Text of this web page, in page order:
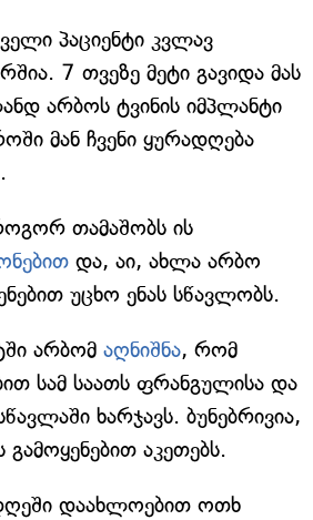
პაციენტი კვლავ
7 თვეზე მეტი გავიდა მას
არბოს ტვინის იმპლანტი
მან ჩვენი ყურადღება
თამაშობს ის
და, აი, ახლა არბო
უცხო ენას სწავლობს.
არბომ აღნიშნა, რომ
სამ საათს ფრანგულისა და
ხარჯავს. ბუნებრივია,
გამოყენებით აკეთებს.
დაახლოებით ოთხ